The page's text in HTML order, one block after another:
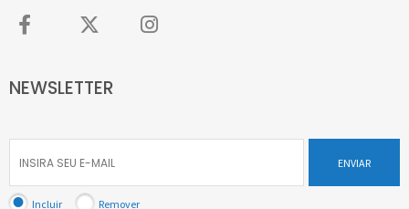
NEWSLETTER
ENVIAR
Incluir Remover